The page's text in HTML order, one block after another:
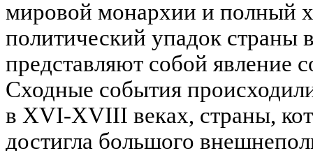
мировой монархии и полный
политический упадок
представляют собой явление
Сходные события
в XVI-XVIII веках, страны,
достигла большого